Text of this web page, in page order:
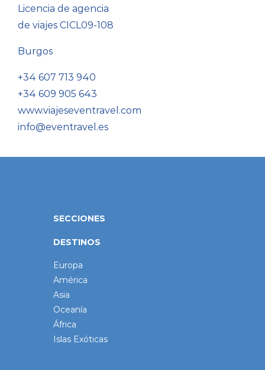
Licencia de agencia
de viajes CICL09-108
Burgos
+34 607 713 940
+34 609 905 643
www.viajeseventravel.com
info@eventravel.es
SECCIONES
DESTINOS
Europa
América
Asia
Oceanía
África
Islas Exóticas